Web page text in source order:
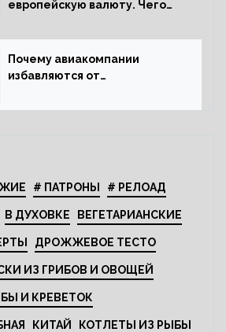
европейскую валюту. Чего
Почему авиакомпании
избавляются от
# ПАТРОНЫ # РЕЛОАД
В ДУХОВКЕ ВЕГЕТАРИАНСКИЕ
ДРОЖЖЕВОЕ ТЕСТО
ИЗ ГРИБОВ И ОВОЩЕЙ
И КРЕВЕТОК
КИТАЙ КОТЛЕТЫ ИЗ РЫБЫ